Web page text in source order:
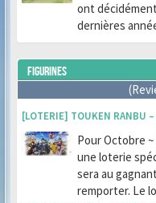
ont
dernières
FIGURINES
[LOTERIE] TOUKEN RANBU
Pour Octobre
une loterie
sera au
remporter. Le